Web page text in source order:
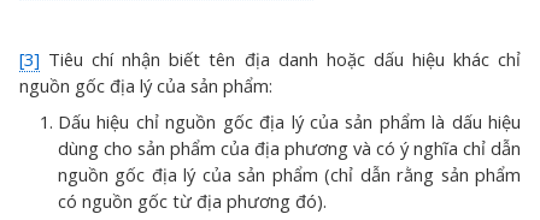
[3] Tiêu chí nhận biết tên địa danh hoặc dấu hiệu khác chỉ
nguồn gốc địa lý của sản phẩm:
Dấu hiệu chỉ nguồn gốc địa lý của sản phẩm là dấu hiệu
dùng cho sản phẩm của địa phương và có ý nghĩa chỉ dẫn
nguồn gốc địa lý của sản phẩm (chỉ dẫn rằng sản phẩm
có nguồn gốc từ địa phương đó).